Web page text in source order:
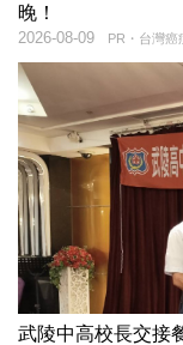
晚！
PR・台灣癌
2026-08-09
武陵中高校長交接